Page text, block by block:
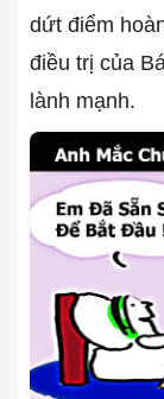
dứt điểm
điều trị của
lành mạnh.